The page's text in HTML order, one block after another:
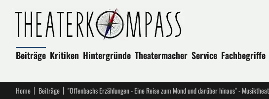
Beiträge Kritiken Hintergründe Theatermacher Service Fachbegriffe
Home Beiträge